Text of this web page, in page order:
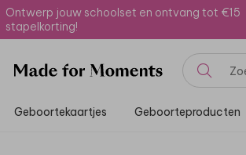
Ontwerp jouw schoolset en ontvang tot €15
stapelkorting!
Geboortekaartjes Geboorteproducten